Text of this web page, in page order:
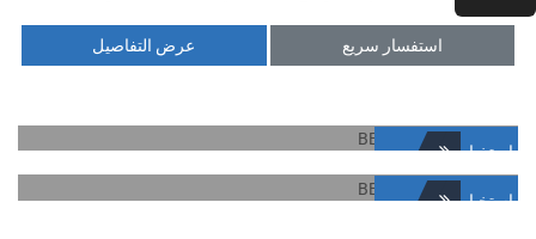
استفسار سريع عرض التفاصيل
أفضل وقت للشراء
استخبار
استخبار